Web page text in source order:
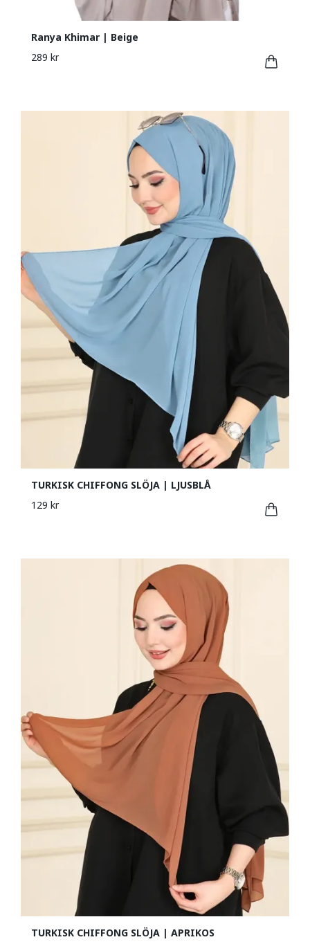
Ranya Khimar | Beige
289 kr
TURKISK CHIFFONG SLÖJA | LJUSBLÅ
129 kr
TURKISK CHIFFONG SLÖJA | APRIKOS